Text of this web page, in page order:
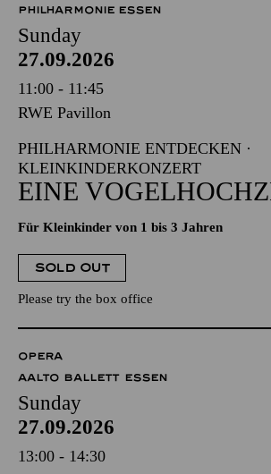
PHILHARMONIE ESSEN
Sunday
27.09.2026
11:00 - 11:45
RWE Pavillon
PHILHARMONIE ENTDECKEN ·
KLEINKINDERKONZERT
EINE
Für Kleinkinder von 1 bis 3 Jahren
SOLD OUT
Please try the box office
OPERA
AALTO BALLETT ESSEN
Sunday
27.09.2026
13:00 - 14:30